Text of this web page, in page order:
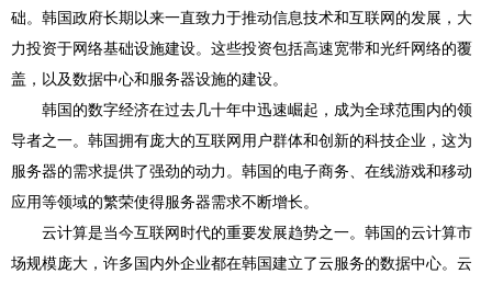
础。韩国政府长期以来一直致力于推动信息技术和互联网的发展，大
力投资于网络基础设施建设。这些投资包括高速宽带和光纤网络的覆
盖，以及数据中心和服务器设施的建设。
韩国的数字经济在过去几十年中迅速崛起，成为全球范围内的领
导者之一。韩国拥有庞大的互联网用户群体和创新的科技企业，这为
服务器的需求提供了强劲的动力。韩国的电子商务、在线游戏和移动
应用等领域的繁荣使得服务器需求不断增长。
云计算是当今互联网时代的重要发展趋势之一。韩国的云计算市
场规模庞大，许多国内外企业都在韩国建立了云服务的数据中心。云